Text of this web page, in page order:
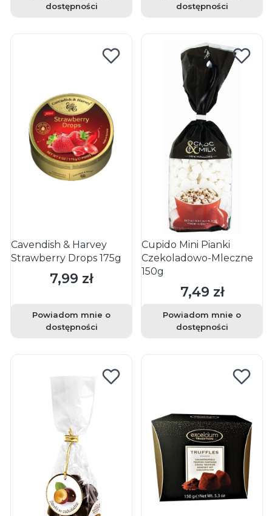
dostępności
dostępności
Cavendish & Harvey
Strawberry Drops 175g
Cena
7,99 zł
Powiadom mnie o
dostępności
Cupido Mini Pianki
Czekoladowo-Mleczne
150g
Cena
7,49 zł
Powiadom mnie o
dostępności